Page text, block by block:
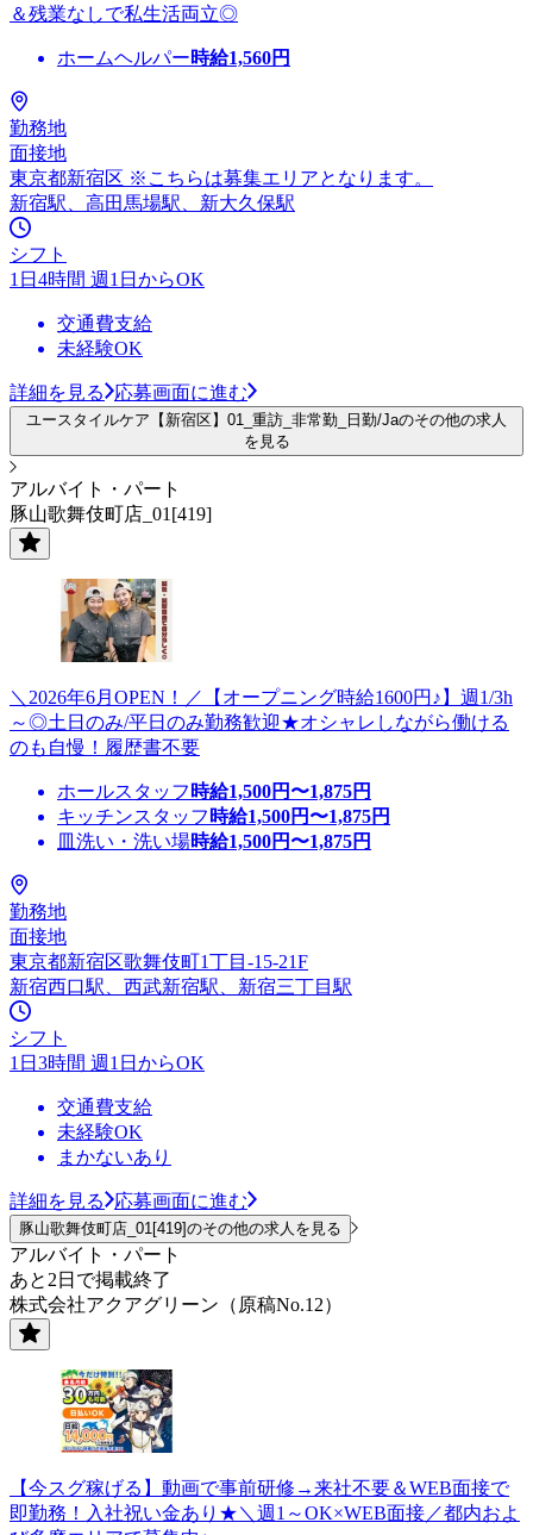
＆残業なしで私生活両立◎
ホームヘルパー時給1,560円
勤務地
面接地
東京都新宿区 ※こちらは募集エリアとなります。
新宿駅、高田馬場駅、新大久保駅
シフト
1日4時間 週1日からOK
交通費支給
未経験OK
詳細を見る 応募画面に進む
ユースタイルケア【新宿区】01_重訪_非常勤_日勤/Jaのその他の求人
を見る
アルバイト・パート
豚山歌舞伎町店_01[419]
＼2026年6月OPEN！／【オープニング時給1600円♪】週1/3h
～◎土日のみ/平日のみ勤務歓迎★オシャレしながら働ける
のも自慢！履歴書不要
ホールスタッフ 時給1,500円〜1,875円
キッチンスタッフ 時給1,500円〜1,875円
皿洗い・洗い場時給1,500円〜1,875円
勤務地
面接地
東京都新宿区歌舞伎町1丁目-15-21F
新宿西口駅、西武新宿駅、新宿三丁目駅
シフト
1日3時間 週1日からOK
交通費支給
未経験OK
まかないあり
詳細を見る 応募画面に進む
豚山歌舞伎町店_01[419]のその他の求人を見る
アルバイト・パート
あと2日で掲載終了
株式会社アクアグリーン（原稿No.12）
【今スグ稼げる】動画で事前研修→来社不要＆WEB面接で
即勤務！入社祝い金あり★＼週1～OK×WEB面接／都内およ